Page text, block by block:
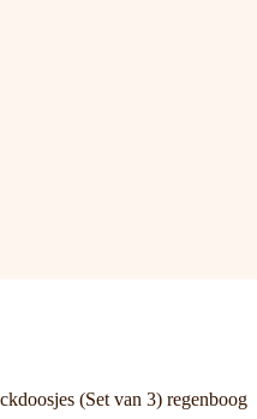
(Set van 3) regenboog